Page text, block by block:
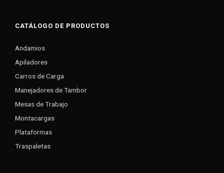
CATÁLOGO DE PRODUCTOS
Andamios
Apiladores
Carros de Carga
Manejadores de Tambor
Mesas de Trabajo
Montacargas
Plataformas
Traspaletas